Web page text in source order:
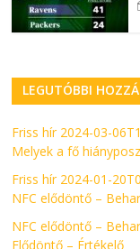
LEGUTÓBBI
Friss hír 2024-03-
Melyek a fő
Friss hír 2024-01-
NFC elődöntő –
NFC elődöntő –
Elődöntő – Értékelő